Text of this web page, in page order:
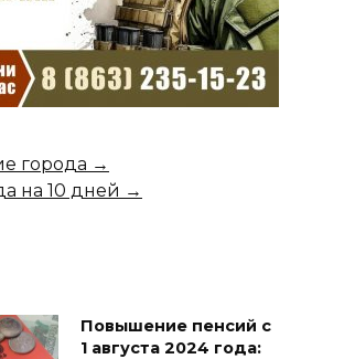
города →
на 10 дней →
Повышение пенсий с
1 августа 2024 года: